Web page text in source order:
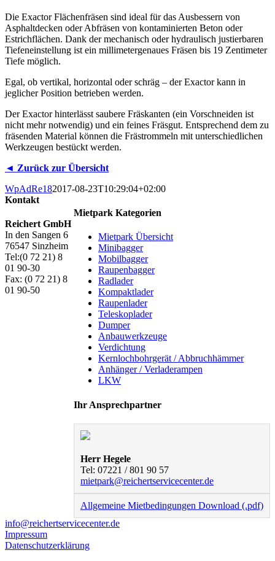
Die Exactor Flächenfräsen sind ideal für das Ausbessern von
Asphaltdecken oder Abfräsen von kontaminierten Beton oder
Estrichflächen. Dank der mechanisch oder hydraulisch justierbaren
Tiefeneinstellung ist ein millimetergenaues Fräsen bis 19 Zentimeter
Tiefe möglich.
Egal, ob vertikal, horizontal oder schräg – der Exactor kann in
jeglicher Position betrieben werden.
Der Exactor hinterlässt saubere Fräskanten (ein Vorschneiden ist
nicht mehr notwendig) und ein feines Fräsgut. Entsprechend dem zu
fräsenden Material können die Frästrommeln mit unterschiedlichen
Werkzeugen bestückt werden.
◄ Zurück zur Übersicht
WpAdRe182017-08-23T10:29:04+02:00
Mietpark Kategorien
Mietpark Übersicht
Minibagger
Mobilbagger
Raupenbagger
Radlader
Kompaktlader
Raupenlader
Teleskoplader
Dumper
Anbauwerkzeuge
Verdichtung
Kernlochbohrgerät / Abbruchhämmer
Anhänger / Verladerampen
LKW
Ihr Ansprechpartner
Herr Hegele
Tel: 07221 / 801 90 57
mietpark@reichertservicecenter.de
Allgemeine Mietbedingungen Download (.pdf)
Kontakt
Reichert GmbH
In den Sangen 6
76547 Sinzheim
Tel:(0 72 21) 8
01 90-30
Fax: (0 72 21) 8
01 90-50
info@reichertservicecenter.de
Impressum
Datenschutzerklärung